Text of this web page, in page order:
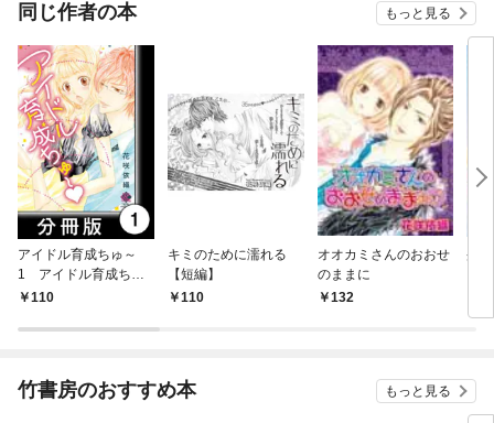
同じ作者の本 もっと見る
アイドル育成ちゅ～
1 アイドル育成ちゅ
～【分冊版1/10】
110
キミのために濡れる
【短編】
110
オオカミさんのおおせ
のままに
132
蜜
竹書房のおすすめ本 もっと見る